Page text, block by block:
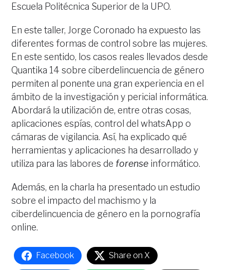
Escuela Politécnica Superior de la UPO.
En este taller, Jorge Coronado ha expuesto las
diferentes formas de control sobre las mujeres.
En este sentido, los casos reales llevados desde
Quantika 14 sobre ciberdelincuencia de género
permiten al ponente una gran experiencia en el
ámbito de la investigación y pericial informática.
Abordará la utilización de, entre otras cosas,
aplicaciones espías, control del whatsApp o
cámaras de vigilancia. Así, ha explicado qué
herramientas y aplicaciones ha desarrollado y
utiliza para las labores de forense informático.
Además, en la charla ha presentado un estudio
sobre el impacto del machismo y la
ciberdelincuencia de género en la pornografía
online.
Facebook Share on X